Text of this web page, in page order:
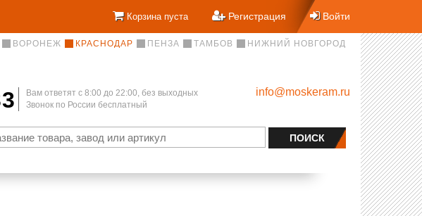
Корзина пуста Регистрация Войти
ВОРОНЕЖ КРАСНОДАР ПЕНЗА ТАМБОВ
НИЖНИЙ НОВГОРОД
Вам ответят c 8:00 до 22:00, без выходных
Звонок по России бесплатный
info@moskeram.ru